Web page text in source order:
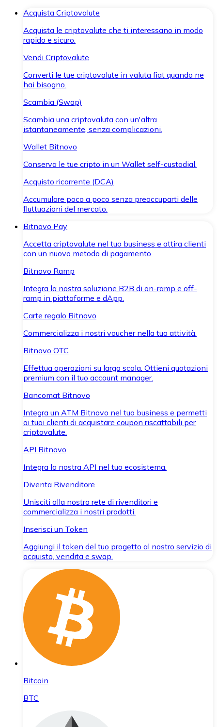
Acquista Criptovalute
Acquista le criptovalute che ti interessano in modo
rapido e sicuro.
Vendi Criptovalute
Converti le tue criptovalute in valuta fiat quando ne
hai bisogno.
Scambia (Swap)
Scambia una criptovaluta con un'altra
istantaneamente, senza complicazioni.
Wallet Bitnovo
Conserva le tue cripto in un Wallet self-custodial.
Acquisto ricorrente (DCA)
Accumulare poco a poco senza preoccuparti delle
fluttuazioni del mercato.
Bitnovo Pay
Accetta criptovalute nel tuo business e attira clienti
con un nuovo metodo di pagamento.
Bitnovo Ramp
Integra la nostra soluzione B2B di on-ramp e off-
ramp in piattaforme e dApp.
Carte regalo Bitnovo
Commercializza i nostri voucher nella tua attività.
Bitnovo OTC
Effettua operazioni su larga scala. Ottieni quotazioni
premium con il tuo account manager.
Bancomat Bitnovo
Integra un ATM Bitnovo nel tuo business e permetti
ai tuoi clienti di acquistare coupon riscattabili per
criptovalute.
API Bitnovo
Integra la nostra API nel tuo ecosistema.
Diventa Rivenditore
Unisciti alla nostra rete di rivenditori e
commercializza i nostri prodotti.
Inserisci un Token
Aggiungi il token del tuo progetto al nostro servizio di
acquisto, vendita e swap.
Bitcoin
BTC